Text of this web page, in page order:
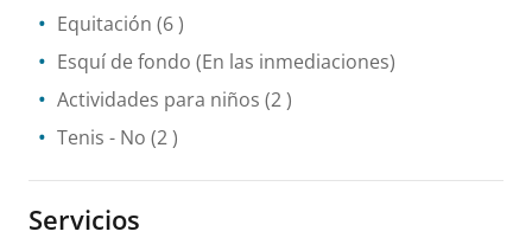
Equitación (6 )
Esquí de fondo (En las inmediaciones)
Actividades para niños (2 )
Tenis - No (2 )
Servicios